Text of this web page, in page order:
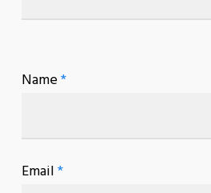
Name*
Email*